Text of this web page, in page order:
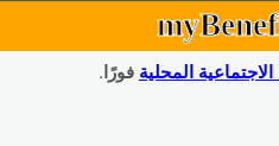
المحلية فورًا.